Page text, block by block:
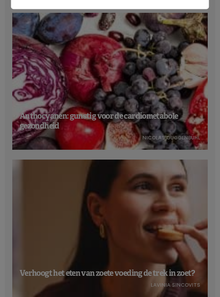
Anthocyanen: gunstig voor de cardiometabole
gezondheid
NICOLAS GUGGENBÜHL
Verhoogt het eten van zoete voeding de trek in zoet?
LAVINIA SINCOVITS